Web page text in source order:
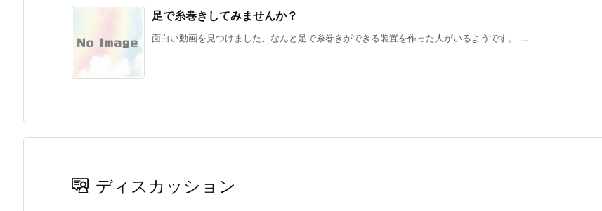
足で糸巻きしてみませんか？
面白い動画を見つけました。なんと足で糸巻きができる装置を作った人がいるようです。 ...
ディスカッション